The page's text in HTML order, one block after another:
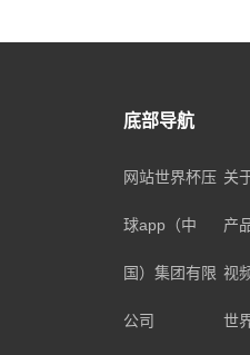
底部导航
网站世界杯压
球app（中
国）集团有限
公司
关
产
视
世